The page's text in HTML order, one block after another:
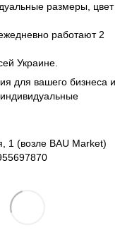
размеры, цвет
работают 2
Украине.
для вашего бизнеса и
1 (возле BAU Market)